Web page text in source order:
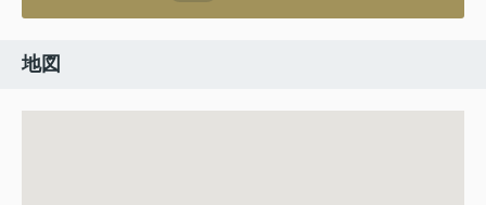
地図